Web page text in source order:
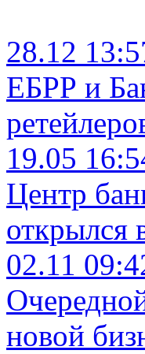
28.12
ЕБРР и
19.05
Центр
открылся
02.11
новой